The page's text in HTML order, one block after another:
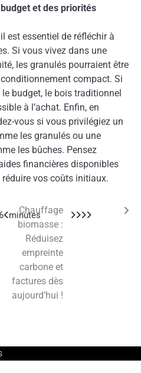
budget et des priorités
est essentiel de réfléchir à
Si vous vivez dans une
les granulés pourraient être
compact. Si
budget, le bois traditionnel
à l’achat. Enfin, en
vous si vous privilégiez un
les granulés ou une
les bûches. Pensez
financières disponibles
vos coûts initiaux.
Chauffage
biomasse :
Réduisez
empreinte
carbone et
factures dès
aujourd’hui !